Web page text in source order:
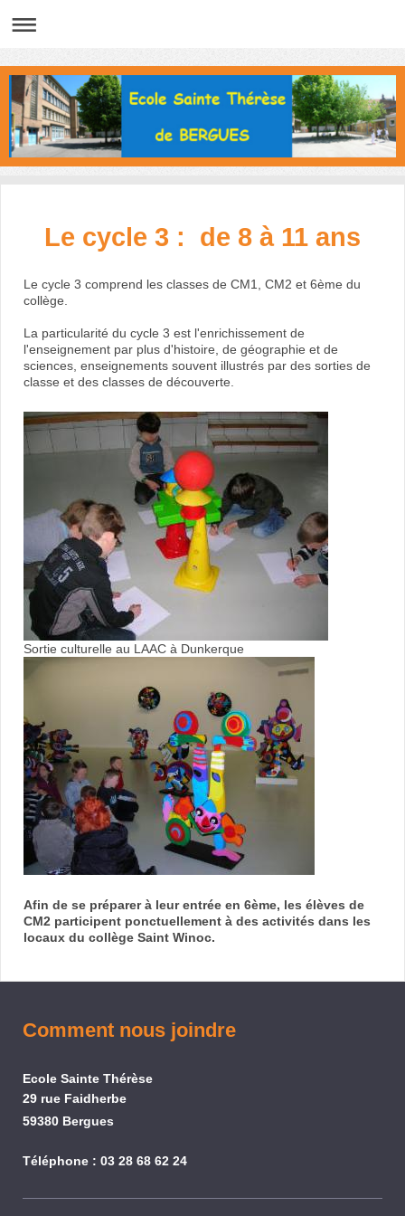
Le cycle 3 : de 8 à 11 ans
Le cycle 3 comprend les classes de CM1, CM2 et 6ème du
collège.
La particularité du cycle 3 est l'enrichissement de
l'enseignement par plus d'histoire, de géographie et de
sciences, enseignements souvent illustrés par des sorties de
classe et des classes de découverte.
Sortie culturelle au LAAC à Dunkerque
Afin de se préparer à leur entrée en 6ème, les élèves de
CM2 participent ponctuellement à des activités dans les
locaux du collège Saint Winoc.
Comment nous joindre
Ecole Sainte Thérèse
29 rue Faidherbe
59380 Bergues
Téléphone : 03 28 68 62 24